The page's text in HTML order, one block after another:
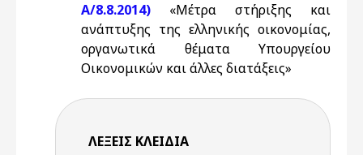
Α/8.8.2014) «Μέτρα στήριξης και
ανάπτυξης της ελληνικής οικονομίας,
οργανωτικά θέματα Υπουργείου
Οικονομικών και άλλες διατάξεις»
ΛΈΞΕΙΣ KΛΕΙΔΙΆ